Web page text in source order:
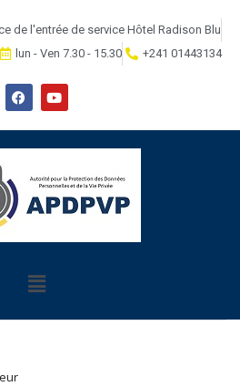
de l'entrée de service Hôtel Radison Blu
lun - Ven 7.30 - 15.30
+241 01443134